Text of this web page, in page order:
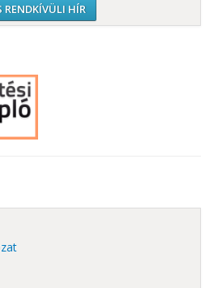
RENDKÍVÜLI HÍR